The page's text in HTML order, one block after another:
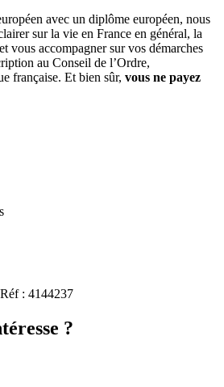
avec un diplôme européen, nous
sur la vie en France en général, la
vous accompagner sur vos démarches
au Conseil de l’Ordre,
française. Et bien sûr, vous ne payez
: 4144237
?